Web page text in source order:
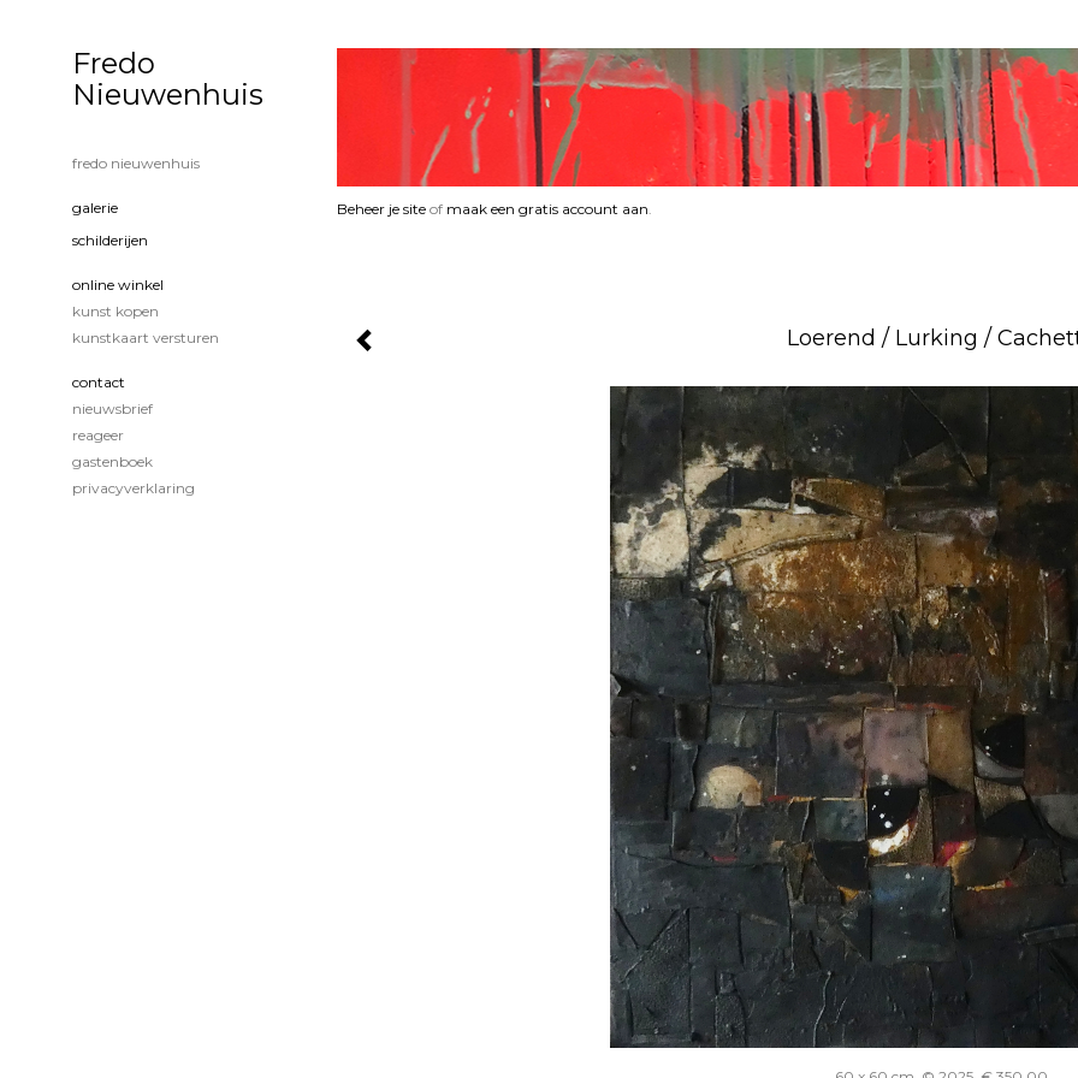
Beheer je site of maak een gratis account aan.
Loerend / Lurking /
Fredo
Nieuwenhuis
fredo nieuwenhuis
galerie
schilderijen
online winkel
kunst kopen
kunstkaart versturen
contact
nieuwsbrief
reageer
gastenboek
privacyverklaring